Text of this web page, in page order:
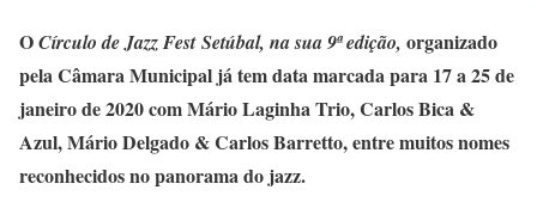
OCírculo de Jazz Fest Setúbal, na sua 9ª edição, organizado
pela Câmara Municipal já tem data marcada para 17 a 25 de
janeiro de 2020 com Mário Laginha Trio, Carlos Bica &
Azul, Mário Delgado & Carlos Barretto, entre muitos nomes
reconhecidos no panorama do jazz.